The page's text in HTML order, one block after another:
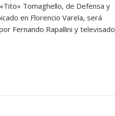
Tomaghello, de Defensa y
en Florencio Varela, será
Fernando Rapallini y televisado